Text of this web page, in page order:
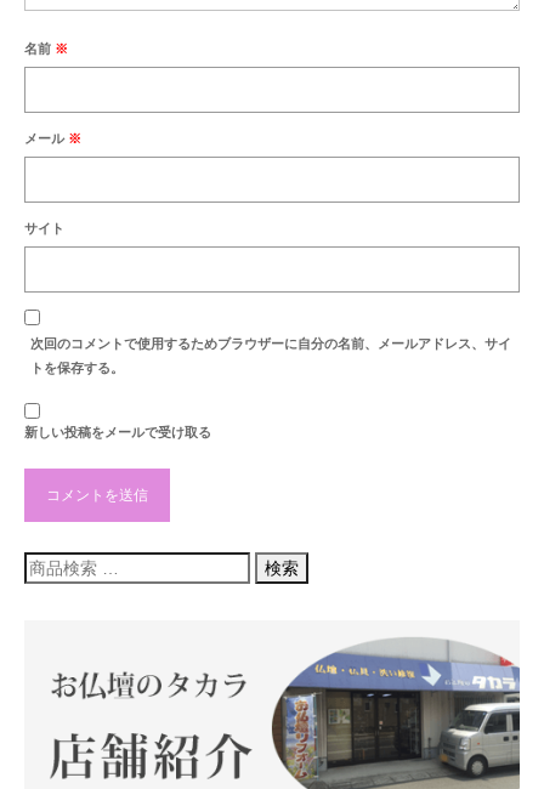
セール案内
お知らせ
名前 ※
メール ※
サイト
次回のコメントで使用するためブラウザーに自分の名前、メールアドレス、サイ
トを保存する。
新しい投稿をメールで受け取る
検
索
検索